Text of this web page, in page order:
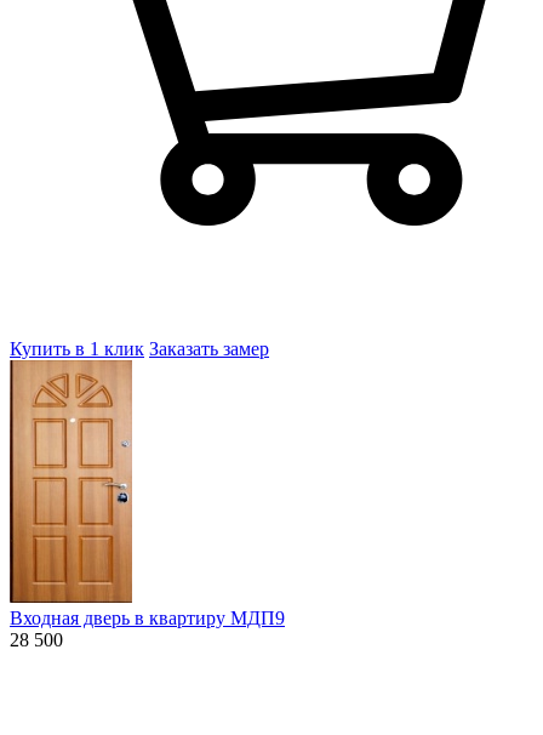
Купить в 1 клик Заказать замер
Входная дверь в квартиру МДП9
28 500